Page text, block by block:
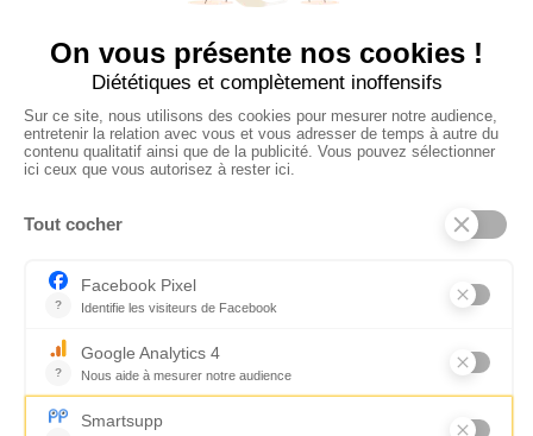
CONTACTEZ-NOUS
Florence Servan-Schreiber © 2026